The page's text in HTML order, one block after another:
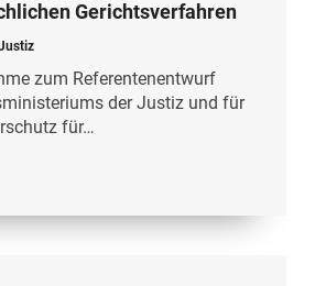
Gerichtsverfahren
zum Referentenentwurf
der Justiz und für
für…